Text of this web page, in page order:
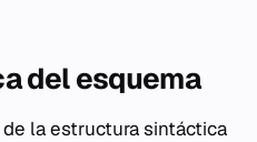
del esquema
la estructura sintáctica